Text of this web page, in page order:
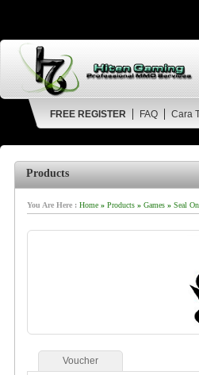
FREE REGISTER FAQ Cara
Products
You Are Here : Home» Products» Games» Seal
Voucher